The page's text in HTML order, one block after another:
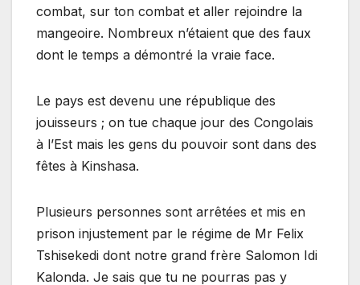
combat, sur ton combat et aller rejoindre la
mangeoire. Nombreux n’étaient que des faux
dont le temps a démontré la vraie face.
Le pays est devenu une république des
jouisseurs ; on tue chaque jour des Congolais
à l’Est mais les gens du pouvoir sont dans des
fêtes à Kinshasa.
Plusieurs personnes sont arrêtées et mis en
prison injustement par le régime de Mr Felix
Tshisekedi dont notre grand frère Salomon Idi
Kalonda. Je sais que tu ne pourras pas y